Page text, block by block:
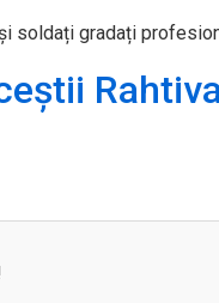
soldați gradați